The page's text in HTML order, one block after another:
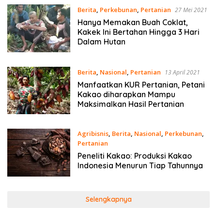
Berita, Perkebunan, Pertanian 27 Mei 2021
Hanya Memakan Buah Coklat,
Kakek Ini Bertahan Hingga 3 Hari
Dalam Hutan
Berita, Nasional, Pertanian 13 April 2021
Manfaatkan KUR Pertanian, Petani
Kakao diharapkan Mampu
Maksimalkan Hasil Pertanian
Agribisnis, Berita, Nasional, Perkebunan,
Pertanian
19 Februari 2021
Peneliti Kakao: Produksi Kakao
Indonesia Menurun Tiap Tahunnya
Selengkapnya